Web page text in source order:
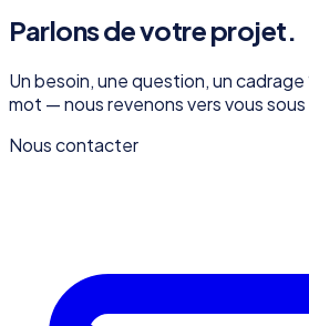
Parlons de votre projet.
Un besoin, une question, un
mot — nous revenons vers vous
Nous contacter